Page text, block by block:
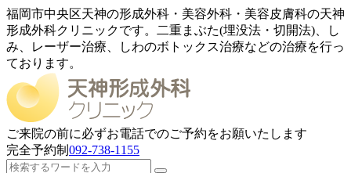
福岡市中央区天神の形成外科・美容外科・美容皮膚科の天神
形成外科クリニックです。二重まぶた(埋没法・切開法)、し
み、レーザー治療、しわのボトックス治療などの治療を行っ
ております。
ご来院の前に必ずお電話でのご予約をお願いたします
完全予約制 092-738-1155